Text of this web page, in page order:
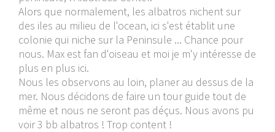
Alors que normalement, les albatros nichent sur
des iles au milieu de l'ocean, ici s'est établit une
colonie qui niche sur la Peninsule ... Chance pour
nous. Max est fan d'oiseau et moi je m'y intéresse de
plus en plus ici.
Nous les observons au loin, planer au dessus de la
mer. Nous décidons de faire un tour guide tout de
même et nous ne seront pas déçus. Nous avons pu
voir 3 bb albatros ! Trop content !